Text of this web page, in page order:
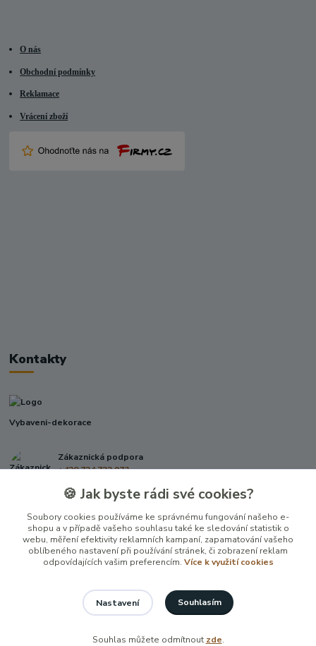
O nás
Obchodní podmínky
Reklamace
Vrácení zboží
Kontakty
Vybaveni-dekorace
Zákaznická podpora
+420 724 722 973
info@vybaveni-dekorace.cz
Vytvořeno na Eshop-rychle.cz
🍪 Jak byste rádi své cookies?
Soubory cookies používáme ke správnému fungování našeho e-
shopu a v případě vašeho souhlasu také ke sledování statistik o
webu, měření efektivity reklamních kampaní, zapamatování vašeho
oblíbeného nastavení při používání stránek, či zobrazení reklam
odpovídajících vašim preferencím. Více k využití cookies
Nastavení Souhlasím
Souhlas můžete odmítnout zde.
24. června